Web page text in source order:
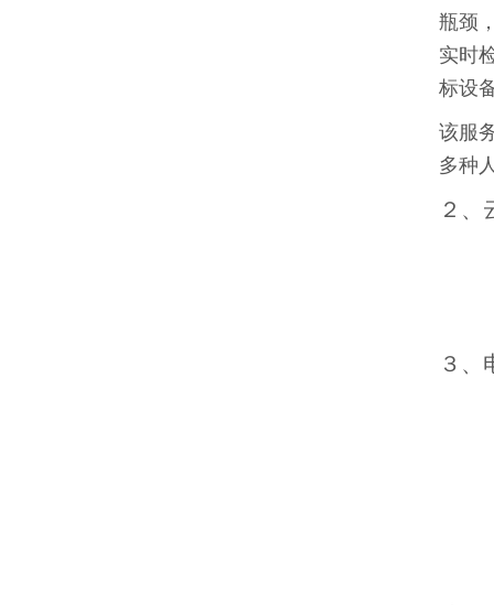
瓶颈
实时
标设
该服
多种
２、
３、